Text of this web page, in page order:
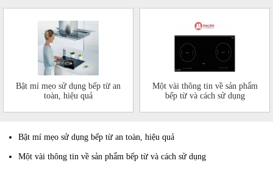
Bật mí mẹo sử dụng bếp từ an
toàn, hiệu quả
Một vài thông tin về sản phẩm
bếp từ và cách sử dụng
Bật mí mẹo sử dụng bếp từ an toàn, hiệu quả
Một vài thông tin về sản phẩm bếp từ và cách sử dụng